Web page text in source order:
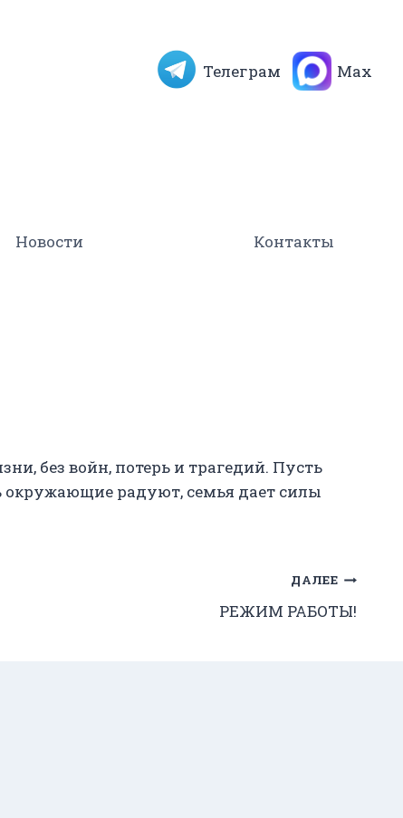
Телеграм Max
Новости
Контакты
без войн, потерь и трагедий. Пусть
окружающие радуют, семья дает силы
ДАЛЕЕ
РЕЖИМ РАБОТЫ!